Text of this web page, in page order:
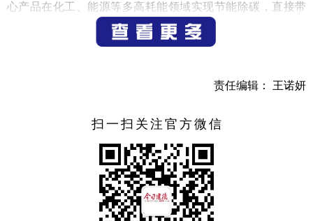
心产品在化工、能源等多高耗能领域实现节能除碳，直接带
与销售，通过工艺持续优化严控能耗与排放，现已斩获
证，以硬核技术筑牢低碳生产根基，全力助推铜加工产业绿
杭州德爱威云建材科技有限公司专业从事绿色环保涂料
研发、生产、销售及技术服务，主营产品有内外墙乳胶漆、
真石漆、多彩仿石漆、地坪漆、工业防腐漆、反射隔热涂料
责任编辑： 王诺妍
扫一扫关注官方微信